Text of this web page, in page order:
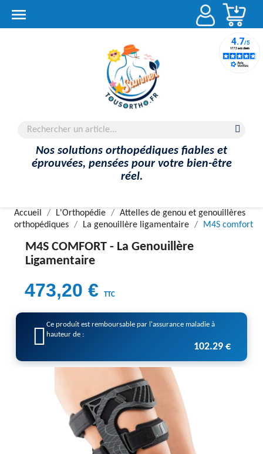

Nos solutions orthopédiques fiables et
éprouvées, pensées pour votre bien-être
réel.
Accueil L'Orthopédie
Attelles de genou et genouillères
orthopédiques
La genouillère ligamentaire M4S comfort
M4S COMFORT - La Genouillère
Ligamentaire
473,20 € TTC
Ce produit est remboursable par l'assurance maladie à
hauteur de :
102.29 €